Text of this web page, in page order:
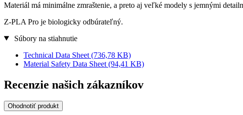
Materiál má minimálne zmraštenie, a preto aj veľké modely s jemnými
Z-PLA Pro je biologicky odbúrateľný.
Súbory na stiahnutie
Technical Data Sheet (736,78 KB)
Material Safety Data Sheet (94,41 KB)
Recenzie našich zákazníkov
Ohodnotiť produkt